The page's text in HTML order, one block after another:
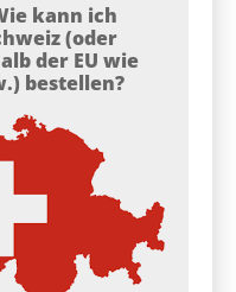
kann ich
(oder
der EU wie
bestellen?